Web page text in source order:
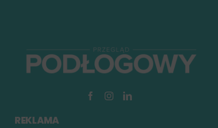
REKLAMA